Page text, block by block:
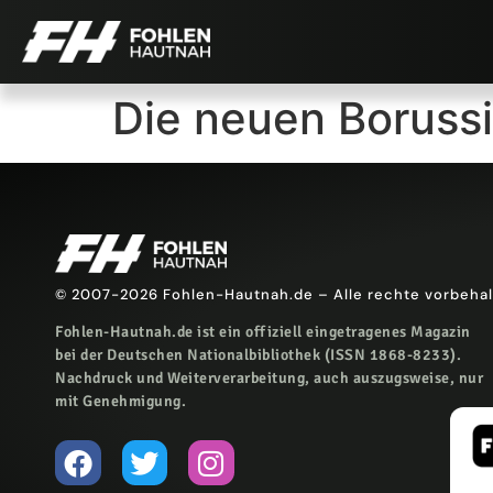
Die neuen
© 2007-2026 Fohlen-Hautnah.de – Alle rechte
Fohlen-Hautnah.de ist ein offiziell eingetragenes Magazin
bei der Deutschen Nationalbibliothek (ISSN 1868-8233).
Nachdruck und Weiterverarbeitung, auch auszugsweise, nur
mit Genehmigung.